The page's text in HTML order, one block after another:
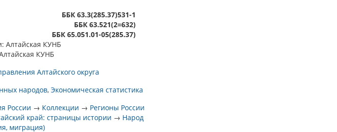
ББК 63.3(285.37)531-1
ББК 63.521(2=632)
ББК 65.051.01-05(285.37)
Алтайская КУНБ
КУНБ
Алтайского округа
народов Экономическая статистика
России → Коллекции → Регионы России
край: страницы истории → Народ
миграция)